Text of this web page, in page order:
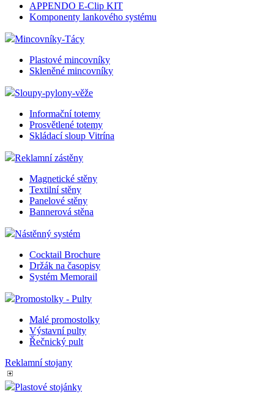
APPENDO E-Clip KIT
Komponenty lankového systému
Mincovníky-Tácy
Plastové mincovníky
Skleněné mincovníky
Sloupy-pylony-věže
Informační totemy
Prosvětlené totemy
Skládací sloup Vitrína
Reklamní zástěny
Magnetické stěny
Textilní stěny
Panelové stěny
Bannerová stěna
Nástěnný systém
Cocktail Brochure
Držák na časopisy
Systém Memorail
Promostolky - Pulty
Malé promostolky
Výstavní pulty
Řečnický pult
Reklamní stojany
Plastové stojánky